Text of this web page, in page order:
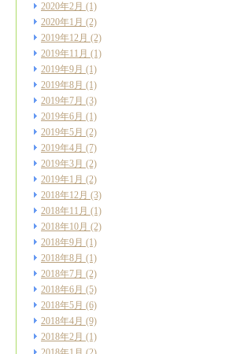
2020年2月 (1)
2020年1月 (2)
2019年12月 (2)
2019年11月 (1)
2019年9月 (1)
2019年8月 (1)
2019年7月 (3)
2019年6月 (1)
2019年5月 (2)
2019年4月 (7)
2019年3月 (2)
2019年1月 (2)
2018年12月 (3)
2018年11月 (1)
2018年10月 (2)
2018年9月 (1)
2018年8月 (1)
2018年7月 (2)
2018年6月 (5)
2018年5月 (6)
2018年4月 (9)
2018年2月 (1)